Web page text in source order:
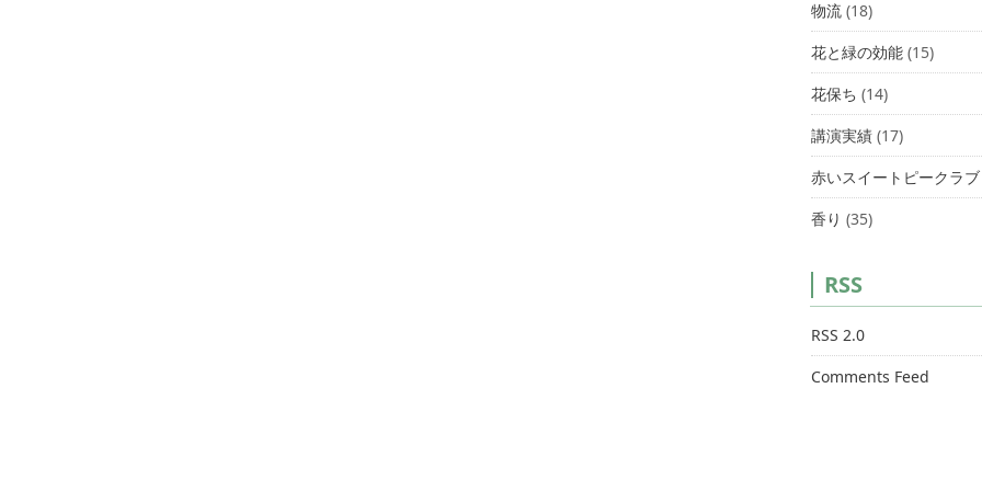
物流 (18)
花と緑の効能 (15)
花保ち (14)
講演実績 (17)
赤いスイートピークラブ
香り (35)
RSS
RSS 2.0
Comments Feed